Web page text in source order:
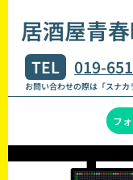
居酒屋青
TEL 019-
お問い合わせの際は「スナ
フ